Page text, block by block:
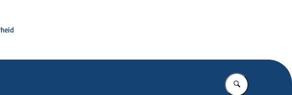
Vul in wat u